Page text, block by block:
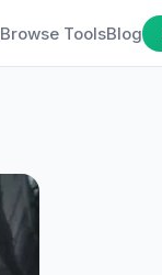
Browse ToolsBlog